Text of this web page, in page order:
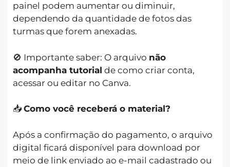
painel podem aumentar ou diminuir,
dependendo da quantidade de fotos das
turmas que forem anexadas.
🚫 Importante saber: O arquivo não
acompanha tutorial de como criar conta,
acessar ou editar no Canva.
📥 Como você receberá o material?
Após a confirmação do pagamento, o arquivo
digital ficará disponível para download por
meio de link enviado ao e-mail cadastrado ou